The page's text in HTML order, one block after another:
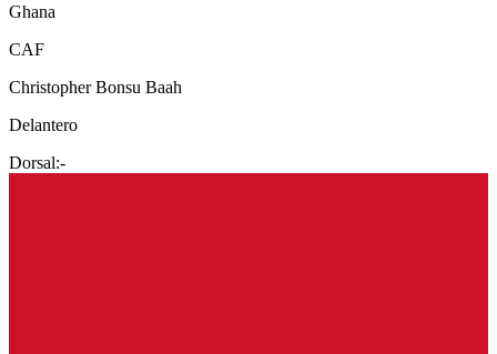
Ghana
CAF
Christopher Bonsu Baah
Delantero
Dorsal:-